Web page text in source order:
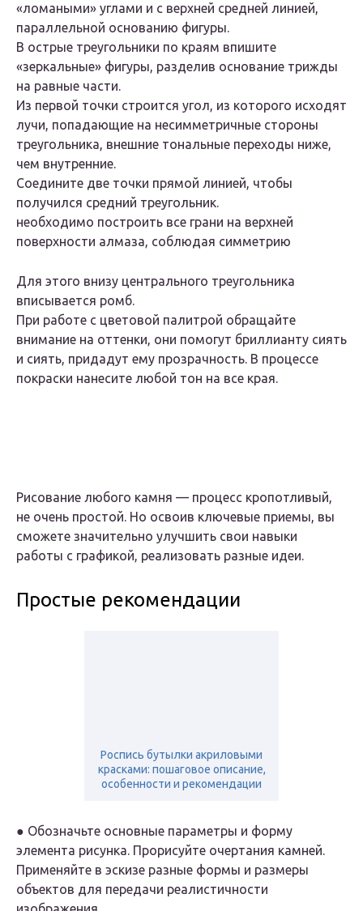
«ломаными» углами и с верхней средней линией,
параллельной основанию фигуры.
В острые треугольники по краям впишите
«зеркальные» фигуры, разделив основание трижды
на равные части.
Из первой точки строится угол, из которого исходят
лучи, попадающие на несимметричные стороны
треугольника, внешние тональные переходы ниже,
чем внутренние.
Соедините две точки прямой линией, чтобы
получился средний треугольник.
необходимо построить все грани на верхней
поверхности алмаза, соблюдая симметрию
Для этого внизу центрального треугольника
вписывается ромб.
При работе с цветовой палитрой обращайте
внимание на оттенки, они помогут бриллианту сиять
и сиять, придадут ему прозрачность. В процессе
покраски нанесите любой тон на все края.
Рисование любого камня — процесс кропотливый,
не очень простой. Но освоив ключевые приемы, вы
сможете значительно улучшить свои навыки
работы с графикой, реализовать разные идеи.
Простые рекомендации
Роспись бутылки акриловыми
красками: пошаговое описание,
особенности и рекомендации
● Обозначьте основные параметры и форму
элемента рисунка. Прорисуйте очертания камней.
Применяйте в эскизе разные формы и размеры
объектов для передачи реалистичности